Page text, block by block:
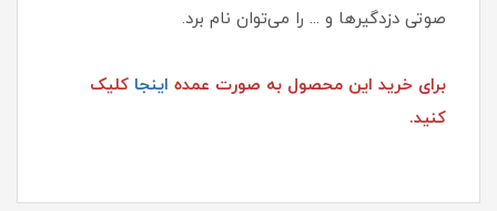
صوتی دزدگیرها و ... را می‌توان نام برد.
برای خرید این محصول به صورت عمده اینجا کلیک
کنید.